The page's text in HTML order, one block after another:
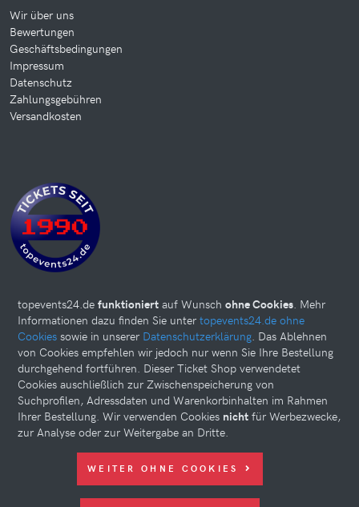
Wir über uns
Bewertungen
Geschäftsbedingungen
Impressum
Datenschutz
Zahlungsgebühren
Versandkosten
Diese Website kann Cookies verwenden. Bitte nehmen Sie weiter
unten Ihre Einstellungen vor.
© 2026 topevents24.de. All rights reserved.
topevents24.de funktioniert auf Wunsch ohne Cookies. Mehr
Informationen dazu finden Sie unter topevents24.de ohne
Cookies sowie in unserer Datenschutzerklärung. Das Ablehnen
von Cookies empfehlen wir jedoch nur wenn Sie Ihre Bestellung
durchgehend fortführen. Dieser Ticket Shop verwendetet
Cookies auschließlich zur Zwischenspeicherung von
Suchprofilen, Adressdaten und Warenkorbinhalten im Rahmen
Ihrer Bestellung. Wir verwenden Cookies nicht für Werbezwecke,
zur Analyse oder zur Weitergabe an Dritte.
WEITER OHNE COOKIES